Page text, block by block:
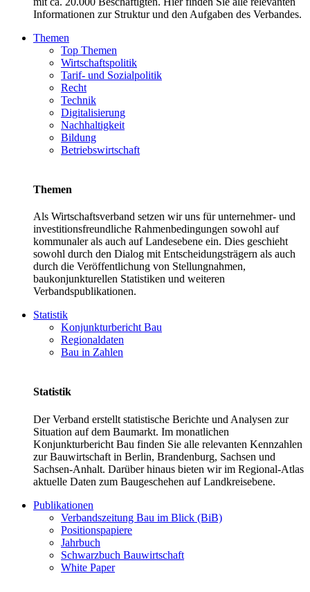
Informationen zur Struktur und den Aufgaben des Verbandes.
Themen
Top Themen
Wirtschaftspolitik
Tarif- und Sozialpolitik
Recht
Technik
Digitalisierung
Nachhaltigkeit
Bildung
Betriebswirtschaft
Themen
Als Wirtschaftsverband setzen wir uns für unternehmer- und
investitionsfreundliche Rahmenbedingungen sowohl auf
kommunaler als auch auf Landesebene ein. Dies geschieht
sowohl durch den Dialog mit Entscheidungsträgern als auch
durch die Veröffentlichung von Stellungnahmen,
baukonjunkturellen Statistiken und weiteren
Verbandspublikationen.
Statistik
Konjunkturbericht Bau
Regionaldaten
Bau in Zahlen
Statistik
Der Verband erstellt statistische Berichte und Analysen zur
Situation auf dem Baumarkt. Im monatlichen
Konjunkturbericht Bau finden Sie alle relevanten Kennzahlen
zur Bauwirtschaft in Berlin, Brandenburg, Sachsen und
Sachsen-Anhalt. Darüber hinaus bieten wir im Regional-Atlas
aktuelle Daten zum Baugeschehen auf Landkreisebene.
Publikationen
Verbandszeitung Bau im Blick (BiB)
Positionspapiere
Jahrbuch
Schwarzbuch Bauwirtschaft
White Paper